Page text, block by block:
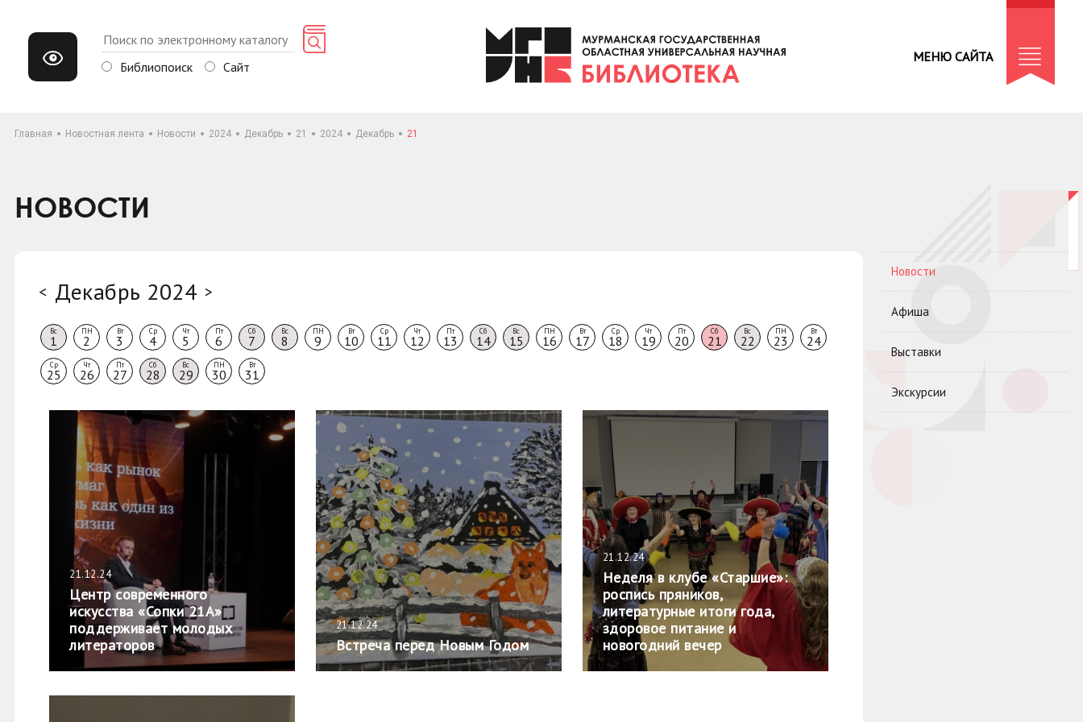
Библиопоиск Сайт
МЕНЮ САЙТА
Главная Новостная лента Новости 2024 Декабрь 21 2024 Декабрь 21
НОВОСТИ
< Декабрь 2024 >
Вс
1
ПН
2
Вт
3
Ср
4
Чт
5
Пт
6
Сб
7
Вс
8
ПН
9
Вт
10
Ср
11
Чт
12
Пт
13
Сб
14
Вс
15
ПН
16
Вт
17
Ср
18
Чт
19
Пт
20
Сб
21
Вс
22
ПН
23
Вт
24
Ср
25
Чт
26
Пт
27
Сб
28
Вс
29
ПН
30
Вт
31
21.12.24
Центр современного
искусства «Сопки 21А»
поддерживает молодых
литераторов
21.12.24
Встреча перед Новым Годом
21.12.24
Неделя в клубе «Старшие»:
роспись пряников,
литературные итоги года,
здоровое питание и
новогодний вечер
Новости
Афиша
Выставки
Экскурсии